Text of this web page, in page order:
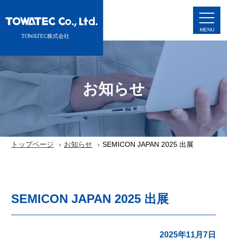
お知らせ
トップページ お知らせ SEMICON JAPAN 2025 出展
SEMICON JAPAN 2025 出展
2025年11月7日